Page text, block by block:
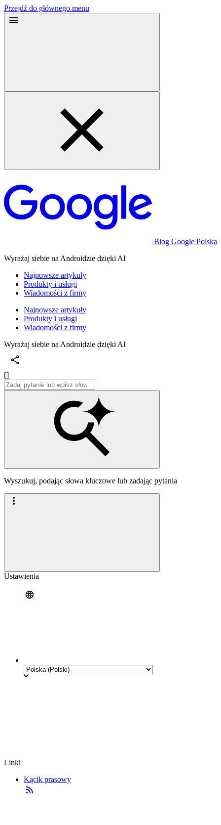
Przejdź do głównego menu
Blog Google Polska
Wyrażaj siebie na Androidzie dzięki AI
Najnowsze artykuły
Produkty i usługi
Wiadomości z firmy
Najnowsze artykuły
Produkty i usługi
Wiadomości z firmy
Wyrażaj siebie na Androidzie dzięki AI
[]
Wyszukuj, podając słowa kluczowe lub zadając pytania
Ustawienia
Linki
Kącik prasowy